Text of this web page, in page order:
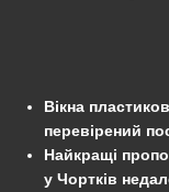
Вікна
перевірений
Найкращі
у Чортків